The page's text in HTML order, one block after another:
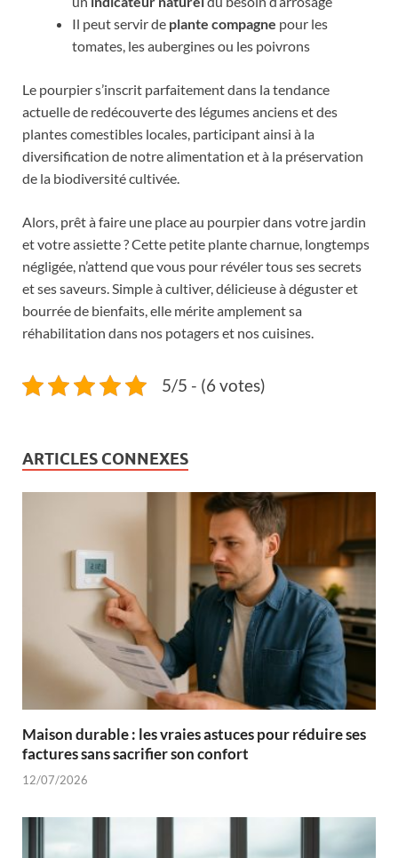
Il peut servir de plante compagne pour les
tomates, les aubergines ou les poivrons
Le pourpier s’inscrit parfaitement dans la tendance
actuelle de redécouverte des légumes anciens et des
plantes comestibles locales, participant ainsi à la
diversification de notre alimentation et à la préservation
de la biodiversité cultivée.
Alors, prêt à faire une place au pourpier dans votre jardin
et votre assiette ? Cette petite plante charnue, longtemps
négligée, n’attend que vous pour révéler tous ses secrets
et ses saveurs. Simple à cultiver, délicieuse à déguster et
bourrée de bienfaits, elle mérite amplement sa
réhabilitation dans nos potagers et nos cuisines.
5/5 - (6 votes)
ARTICLES CONNEXES
Maison durable : les vraies astuces pour réduire ses
factures sans sacrifier son confort
12/07/2026